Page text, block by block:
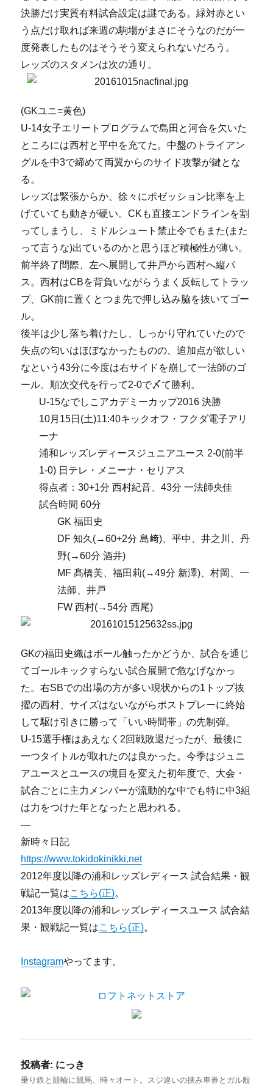
決勝だけ実質有料試合設定は謎である。緑対赤とい
う点だけ取れば来週の駒場がまさにそうなのだが一
度発表したものはそうそう変えられないだろう。
レッズのスタメンは次の通り。
(GKユニ=黄色)
U-14女子エリートプログラムで島田と河合を欠いた
ところには西村と平中を充てた。中盤のトライアン
グルを中3で締めて両翼からのサイド攻撃が鍵とな
る。
レッズは緊張からか、徐々にポゼッション比率を上
げていても動きが硬い。CKも直接エンドラインを割
ってしまうし、ミドルシュート禁止令でもまた(また
って言うな)出ているのかと思うほど積極性が薄い。
前半終了間際、左へ展開して井戸から西村へ縦パ
ス。西村はCBを背負いながらうまく反転してトラッ
プ、GK前に置くとつま先で押し込み脇を抜いてゴー
ル。
後半は少し落ち着けたし、しっかり守れていたので
失点の匂いはほぼなかったものの、追加点が欲しい
なという43分に今度は右サイドを崩して一法師のゴ
ール。順次交代を行って2-0で〆て勝利。
U-15なでしこアカデミーカップ2016 決勝
10月15日(土)11:40キックオフ・フクダ電子アリ
ーナ
浦和レッズレディースジュニアユース 2-0(前半
1-0) 日テレ・メニーナ・セリアス
得点者：30+1分 西村紀音、43分 一法師央佳
試合時間 60分
GK 福田史
DF 知久(→60+2分 島﨑)、平中、井之川、丹
野(→60分 酒井)
MF 髙橋美、福田莉(→49分 新澤)、村岡、一
法師、井戸
FW 西村(→54分 西尾)
GKの福田史織はボール触ったかどうか、試合を通じ
てゴールキックすらない試合展開で危なげなかっ
た。右SBでの出場の方が多い現状からの1トップ抜
擢の西村、サイズはないながらポストプレーに終始
して駆け引きに勝って「いい時間帯」の先制弾。
U-15選手権はあえなく2回戦敗退だったが、最後に
一つタイトルが取れたのは良かった。今季はジュニ
アユースとユースの境目を変えた初年度で、大会・
試合ごとに主力メンバーが流動的な中でも特に中3組
は力をつけた年となったと思われる。
—
新時々日記
https://www.tokidokinikki.net
2012年度以降の浦和レッズレディース 試合結果・観
戦記一覧はこちら(正)。
2013年度以降の浦和レッズレディースユース 試合結
果・観戦記一覧はこちら(正)。
Instagramやってます。
投稿者: にっき
乗り鉄と競輪に競馬、時々オート。スジ違いの挟み車券とガル般